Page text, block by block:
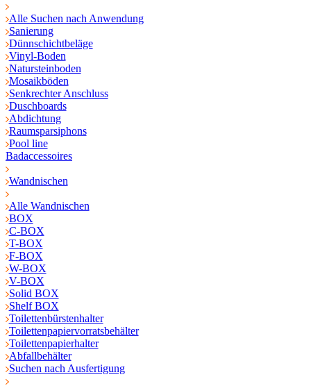
Alle Suchen nach Anwendung
Sanierung
Dünnschichtbeläge
Vinyl-Boden
Natursteinboden
Mosaikböden
Senkrechter Anschluss
Duschboards
Abdichtung
Raumsparsiphons
Pool line
Badaccessoires
Wandnischen
Alle Wandnischen
BOX
C-BOX
T-BOX
F-BOX
W-BOX
V-BOX
Solid BOX
Shelf BOX
Toilettenbürstenhalter
Toilettenpapiervorratsbehälter
Toilettenpapierhalter
Abfallbehälter
Suchen nach Ausfertigung